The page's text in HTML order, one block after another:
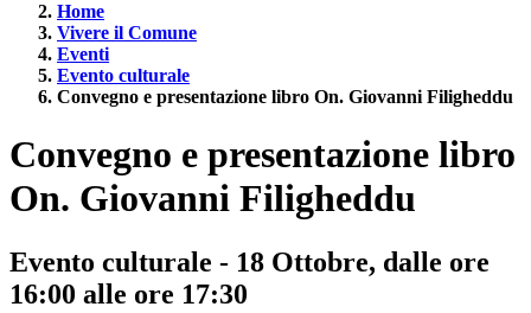
Home
Vivere il Comune
Eventi
Evento culturale
Convegno e presentazione libro On. Giovanni Filigheddu
Convegno e presentazione libro
On. Giovanni Filigheddu
Evento culturale - 18 Ottobre, dalle ore
16:00 alle ore 17:30